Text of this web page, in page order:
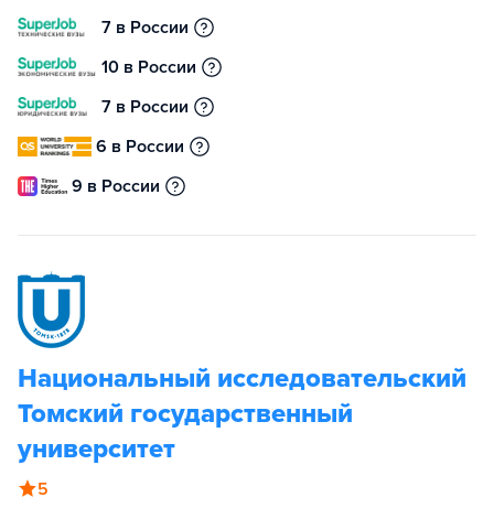
7 в России
10 в России
7 в России
6 в России
9 в России
Национальный исследовательский
Томский государственный
университет
5